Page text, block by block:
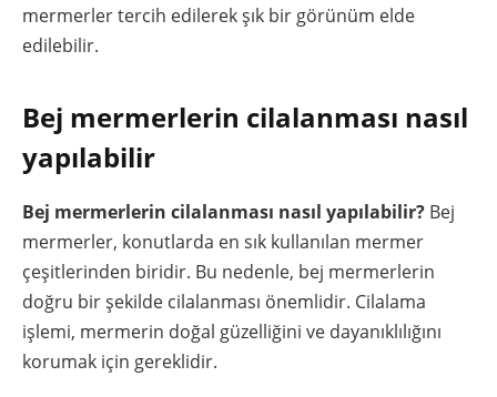
mermerler tercih edilerek şık bir görünüm elde
edilebilir.
Bej mermerlerin cilalanması nasıl
yapılabilir
Bej mermerlerin cilalanması nasıl yapılabilir? Bej
mermerler, konutlarda en sık kullanılan mermer
çeşitlerinden biridir. Bu nedenle, bej mermerlerin
doğru bir şekilde cilalanması önemlidir. Cilalama
işlemi, mermerin doğal güzelliğini ve dayanıklılığını
korumak için gereklidir.